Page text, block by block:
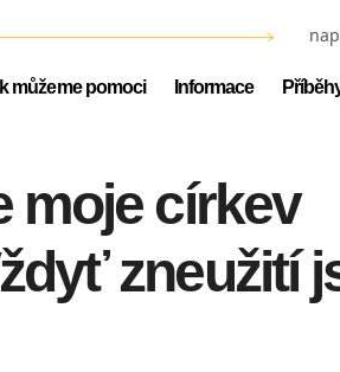
můžeme pomoci Informace
moje církev
zneužití